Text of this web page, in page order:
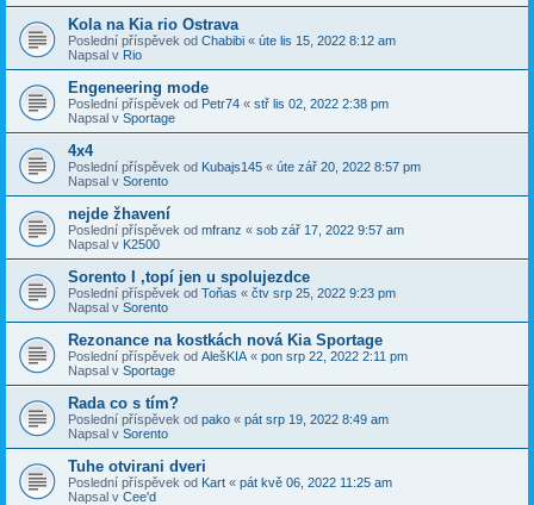
Kola na Kia rio Ostrava
Poslední příspěvek od Chabibi « úte lis 15, 2022 8:12 am
Napsal v Rio
Engeneering mode
Poslední příspěvek od Petr74 « stř lis 02, 2022 2:38 pm
Napsal v Sportage
4x4
Poslední příspěvek od Kubajs145 « úte zář 20, 2022 8:57 pm
Napsal v Sorento
nejde žhavení
Poslední příspěvek od mfranz « sob zář 17, 2022 9:57 am
Napsal v K2500
Sorento I ,topí jen u spolujezdce
Poslední příspěvek od Toňas « čtv srp 25, 2022 9:23 pm
Napsal v Sorento
Rezonance na kostkách nová Kia Sportage
Poslední příspěvek od AlešKIA « pon srp 22, 2022 2:11 pm
Napsal v Sportage
Rada co s tím?
Poslední příspěvek od pako « pát srp 19, 2022 8:49 am
Napsal v Sorento
Tuhe otvirani dveri
Poslední příspěvek od Kart « pát kvě 06, 2022 11:25 am
Napsal v Cee'd